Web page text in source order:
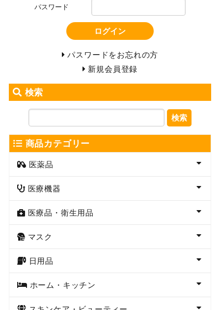
パスワード
ログイン
パスワードをお忘れの方
新規会員登録
検索
検索
商品カテゴリー
医薬品
医療機器
医療品・衛生用品
マスク
日用品
ホーム・キッチン